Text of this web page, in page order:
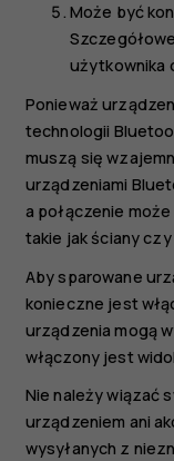
Może być
użytkownika
Ponieważ
technologii
muszą się
urządzeniami
a połączenie
takie jak ściany
Aby sparowane
konieczne jest
urządzenia mogą
włączony jest
Nie należy wiązać
urządzeniem ani
wysyłanych z